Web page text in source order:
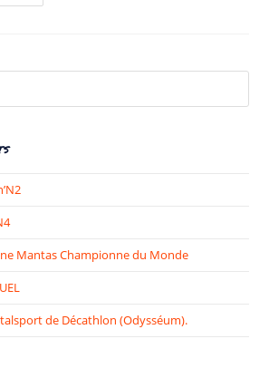
Mantas Championne du Monde​
de Décathlon (Odysséum).